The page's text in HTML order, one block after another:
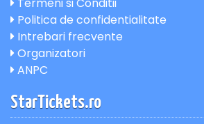
Termeni si Conditii
Politica de confidentialitate
Intrebari frecvente
Organizatori
ANPC
StarTickets.ro